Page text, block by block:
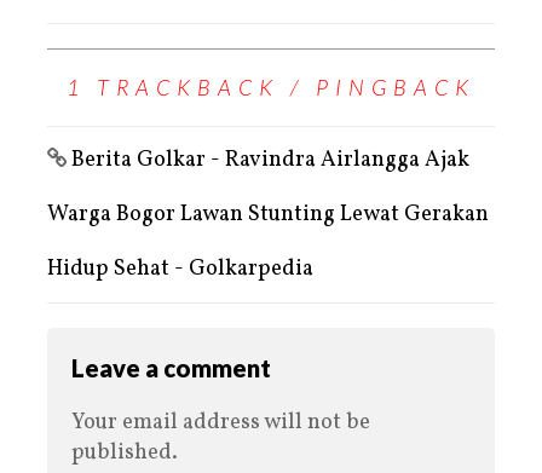
1 TRACKBACK / PINGBACK
Berita Golkar - Ravindra Airlangga Ajak
Warga Bogor Lawan Stunting Lewat Gerakan
Hidup Sehat - Golkarpedia
Leave a comment
Your email address will not be
published.